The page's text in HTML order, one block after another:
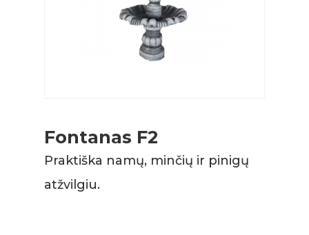
Fontanas F2
Praktiška namų, minčių ir pinigų
atžvilgiu.